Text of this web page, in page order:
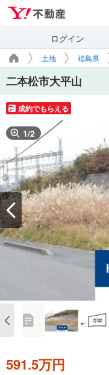
ログイン
土地 福島県
二本松市大平山
成約でもらえる
1/2
591.5万円